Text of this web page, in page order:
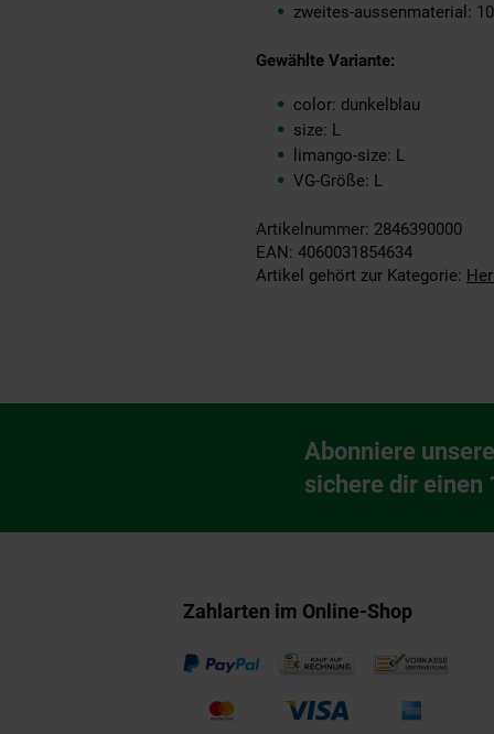
zweites-aussenmaterial:
Gewählte Variante:
color: dunkelblau
size: L
limango-size: L
VG-Größe: L
Artikelnummer: 2846390000
EAN: 4060031854634
Artikel gehört zur Kategorie:
Newsletter
Abonniere
sichere dir einen
Zahlarten im Online-Shop